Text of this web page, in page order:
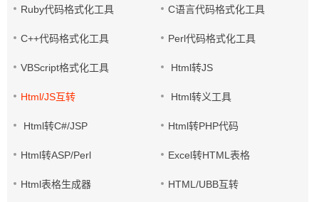
Ruby代码格式化工具 C语言代码格式化工具
C++代码格式化工具 Perl代码格式化工具
VBScript格式化工具 Html转JS
Html/JS互转 Html转义工具
Html转C#/JSP Html转PHP代码
Html转ASP/Perl Excel转HTML表格
Html表格生成器 HTML/UBB互转